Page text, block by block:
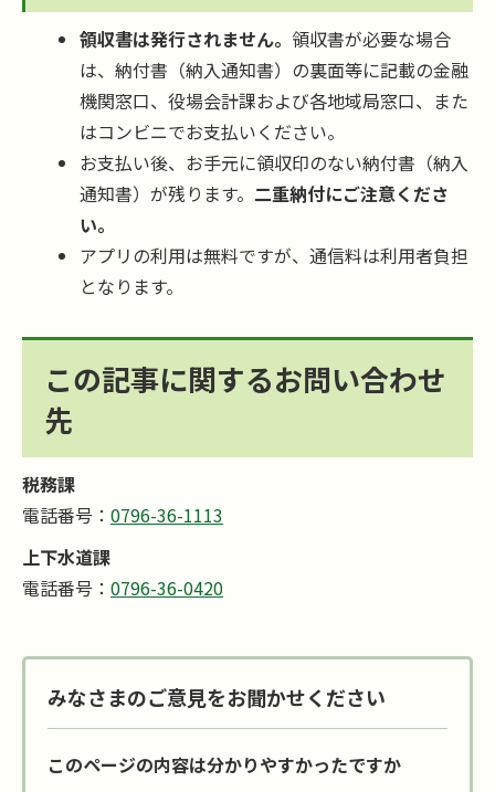
領収書は発行されません。領収書が必要な場合
は、納付書（納入通知書）の裏面等に記載の金融
機関窓口、役場会計課および各地域局窓口、また
はコンビニでお支払いください。
お支払い後、お手元に領収印のない納付書（納入
通知書）が残ります。二重納付にご注意くださ
い。
アプリの利用は無料ですが、通信料は利用者負担
となります。
この記事に関するお問い合わせ
先
税務課
電話番号： 0796-36-1113
上下水道課
電話番号： 0796-36-0420
みなさまのご意見をお聞かせください
このページの内容は分かりやすかったですか